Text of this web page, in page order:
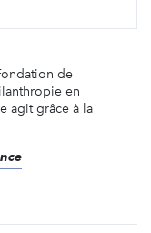
de
en
agit grâce à la